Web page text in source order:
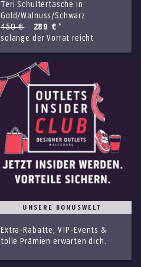
Teri Schultertasche in
Gold/Walnuss/Schwarz
450 €
289 € *
solange der Vorrat reicht
UNSERE BONUSWELT
Extra-Rabatte, VIP-Events &
tolle Prämien erwarten dich.